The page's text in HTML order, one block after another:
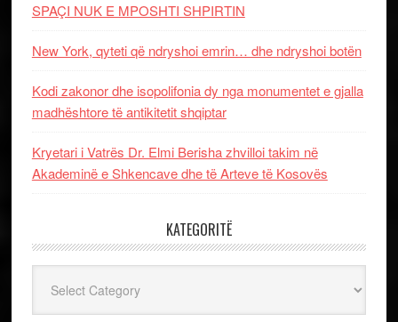
SPAÇI NUK E MPOSHTI SHPIRTIN
New York, qyteti që ndryshoi emrin… dhe ndryshoi botën
Kodi zakonor dhe isopolifonia dy nga monumentet e gjalla
madhështore të antikitetit shqiptar
Kryetari i Vatrës Dr. Elmi Berisha zhvilloi takim në
Akademinë e Shkencave dhe të Arteve të Kosovës
KATEGORITË